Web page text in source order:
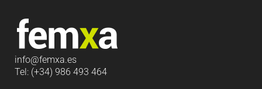
info@femxa.es
Tel: (+34) 986 493 464